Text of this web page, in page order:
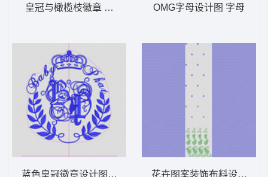
皇冠与橄榄枝徽章 王冠
蓝色皇冠徽章设计图 字母章仔王冠
OMG字母设计图 字母
花卉图案装饰布料设计 窗帘